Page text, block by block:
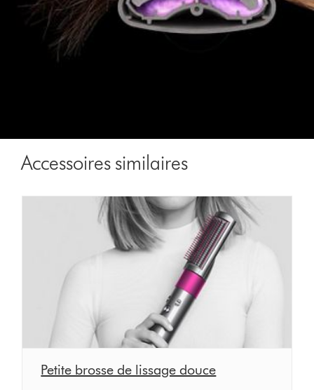
Accessoires similaires
Petite brosse de lissage douce